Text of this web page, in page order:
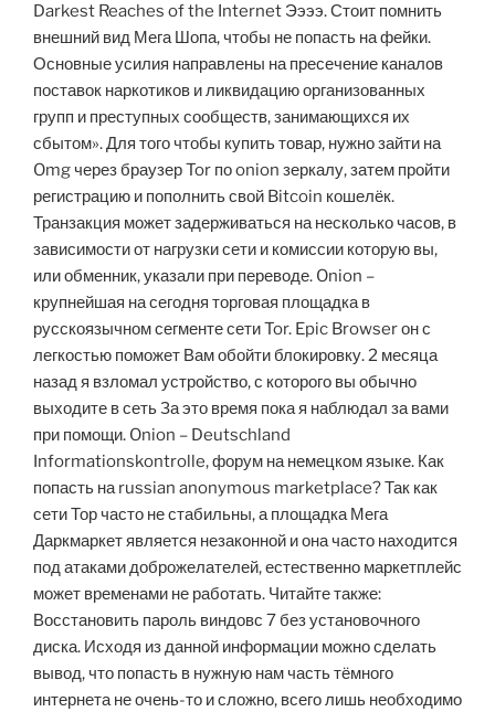
Darkest Reaches of the Internet Ээээ. Стоит помнить
внешний вид Мега Шопа, чтобы не попасть на фейки.
Основные усилия направлены на пресечение каналов
поставок наркотиков и ликвидацию организованных
групп и преступных сообществ, занимающихся их
сбытом». Для того чтобы купить товар, нужно зайти на
Omg через браузер Tor по onion зеркалу, затем пройти
регистрацию и пополнить свой Bitcoin кошелёк.
Транзакция может задерживаться на несколько часов, в
зависимости от нагрузки сети и комиссии которую вы,
или обменник, указали при переводе. Onion –
крупнейшая на сегодня торговая площадка в
русскоязычном сегменте сети Tor. Epic Browser он с
легкостью поможет Вам обойти блокировку. 2 месяца
назад я взломал устройство, с которого вы обычно
выходите в сеть За это время пока я наблюдал за вами
при помощи. Onion – Deutschland
Informationskontrolle, форум на немецком языке. Как
попасть на russian anonymous marketplace? Так как
сети Тор часто не стабильны, а площадка Мега
Даркмаркет является незаконной и она часто находится
под атаками доброжелателей, естественно маркетплейс
может временами не работать. Читайте также:
Восстановить пароль виндовс 7 без установочного
диска. Исходя из данной информации можно сделать
вывод, что попасть в нужную нам часть тёмного
интернета не очень-то и сложно, всего лишь необходимо